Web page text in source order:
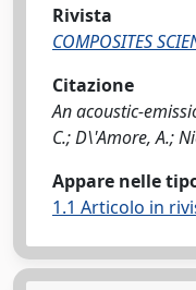
Rivista
COMPOSITES
Citazione
An acoustic-
C.; D\'Amore, A.;
Appare nelle
1.1 Articolo in